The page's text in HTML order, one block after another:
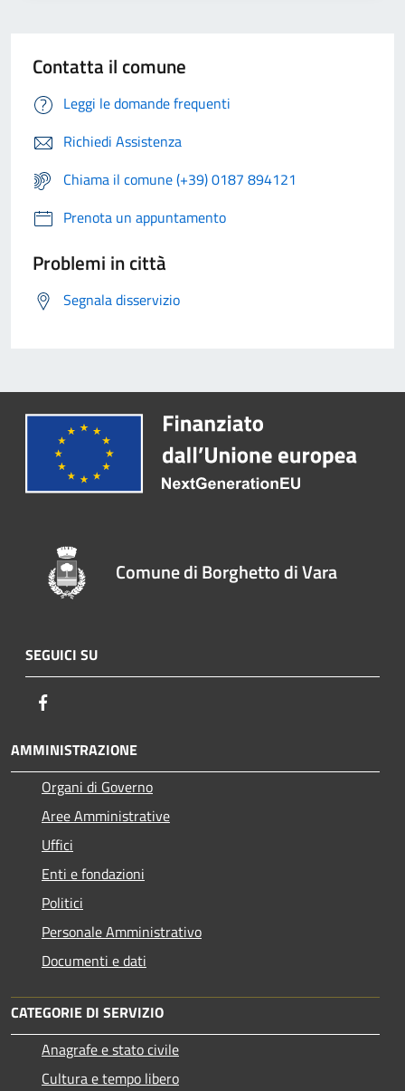
Contatta il comune
Leggi le domande frequenti
Richiedi Assistenza
Chiama il comune (+39) 0187 894121
Prenota un appuntamento
Problemi in città
Segnala disservizio
Comune di Borghetto di Vara
SEGUICI SU
AMMINISTRAZIONE
Organi di Governo
Aree Amministrative
Uffici
Enti e fondazioni
Politici
Personale Amministrativo
Documenti e dati
CATEGORIE DI SERVIZIO
Anagrafe e stato civile
Cultura e tempo libero